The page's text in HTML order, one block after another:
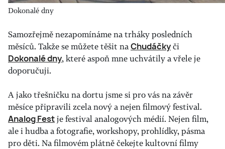
Dokonalé dny
Samozřejmě nezapomínáme na trháky posledních
měsíců. Takže se můžete těšit naChudáčkyči
Dokonalé dny, které aspoň mne uchvátily a vřele je
doporučuji.
A jako třešničku na dortu jsme si pro vás na závěr
měsíce připravili zcela nový a nejen filmový festival.
Analog Festje festival analogových médií. Nejen film,
ale i hudba a fotografie, workshopy, prohlídky, pásma
pro děti. Na filmovém plátně čekejte kultovní filmy